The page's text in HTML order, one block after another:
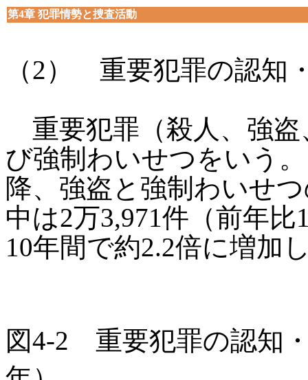
第4章 犯罪情勢と捜査活動
（2） 重要犯罪の認知
重要犯罪（殺人、強盗
び強制わいせつをいう
降、強盗と強制わいせ
中は2万3,971件（前年
10年間で約2.2倍に増加
図4-2 重要犯罪の認知